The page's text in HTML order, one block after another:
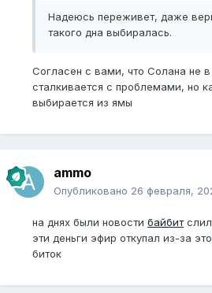
Надеюсь переживет, даже
такого дна выбиралась.
Согласен с вами, что Солана не
сталкивается с проблемами, но
выбирается из ямы
ammo
Опубликовано 26 февраля,
на днях были новости байбитслил
эти деньги эфир откупал из-за
биток